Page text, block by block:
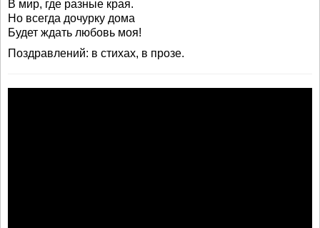
В мир, где разные края.
Но всегда дочурку дома
Будет ждать любовь моя!
Поздравлений: в стихах, в прозе.